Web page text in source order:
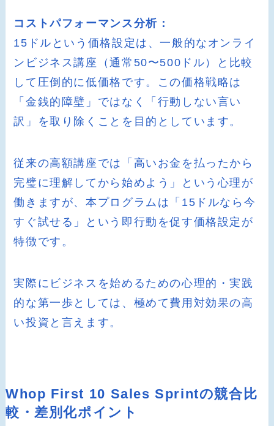
コストパフォーマンス分析：
15ドルという価格設定は、一般的なオンライ
ンビジネス講座（通常50〜500ドル）と比較
して圧倒的に低価格です。この価格戦略は
「金銭的障壁」ではなく「行動しない言い
訳」を取り除くことを目的としています。
従来の高額講座では「高いお金を払ったから
完璧に理解してから始めよう」という心理が
働きますが、本プログラムは「15ドルなら今
すぐ試せる」という即行動を促す価格設定が
特徴です。
実際にビジネスを始めるための心理的・実践
的な第一歩としては、極めて費用対効果の高
い投資と言えます。
Whop First 10 Sales Sprintの競合比
較・差別化ポイント